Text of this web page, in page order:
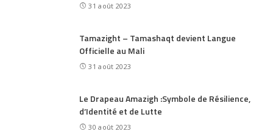
31 août 2023
Tamazight – Tamashaqt devient Langue
Officielle au Mali
31 août 2023
Le Drapeau Amazigh :Symbole de Résilience,
d’Identité et de Lutte
30 août 2023